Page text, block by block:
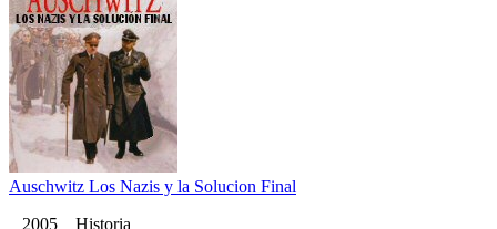
Auschwitz Los Nazis y la Solucion Final
2005 Historia